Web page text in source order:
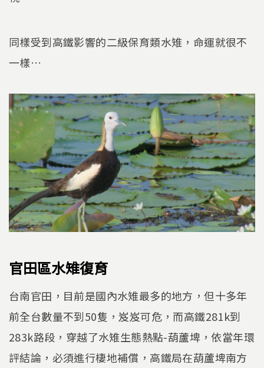
同樣受到高鐵影響的二級保育類水雉，命運就很不
一樣…
官田區水雉復育
台南官田，目前是國內水雉最多的地方，但十多年
前全台數量不到50隻，岌岌可危，而高鐵281k到
283k路段，穿越了水雉生態熱點-葫蘆埤，依當年環
評結論，必須進行棲地補償，高鐵局在葫蘆埤南方